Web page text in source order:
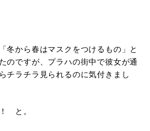
冬から春はマスクをつけるもの」と
のですが、プラハの街中で彼女が通
チラチラ見られるのに気付きまし
と。